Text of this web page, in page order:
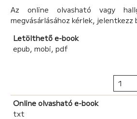
Az online olvasható vagy
megvásárlásához kérlek, jelentkezz
Letölthető e-book
epub, mobi, pdf
Online olvasható e-book
txt